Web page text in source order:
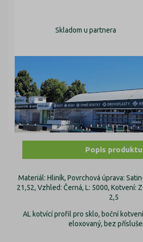
Skladom u partnera
Popis produktu
Materiál: Hliník, Povrchová úprava:
21,52, Vzhled: Černá, L: 5000, Kotvení:
2,5
AL kotvící profil pro sklo, boční
eloxovaný, bez